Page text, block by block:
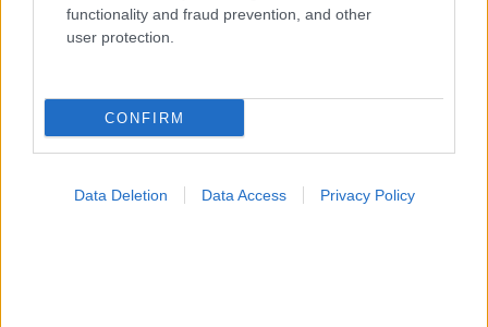
functionality and fraud prevention, and other
user protection.
CONFIRM
Data Deletion Data Access Privacy Policy